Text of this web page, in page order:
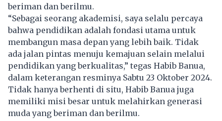
beriman dan berilmu.
“Sebagai seorang akademisi, saya selalu percaya
bahwa pendidikan adalah fondasi utama untuk
membangun masa depan yang lebih baik. Tidak
ada jalan pintas menuju kemajuan selain melalui
pendidikan yang berkualitas,” tegas Habib Banua,
dalam keterangan resminya Sabtu 23 Oktober 2024.
Tidak hanya berhenti di situ, Habib Banua juga
memiliki misi besar untuk melahirkan generasi
muda yang beriman dan berilmu.